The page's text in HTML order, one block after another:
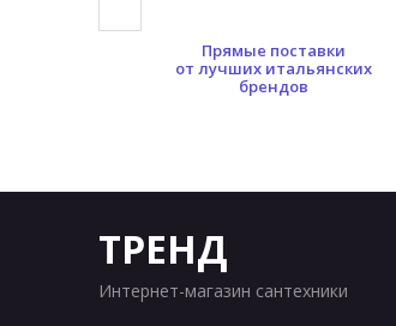
Прямые поставки
от лучших итальянских
брендов
ТРЕНД
Интернет-магазин сантехники